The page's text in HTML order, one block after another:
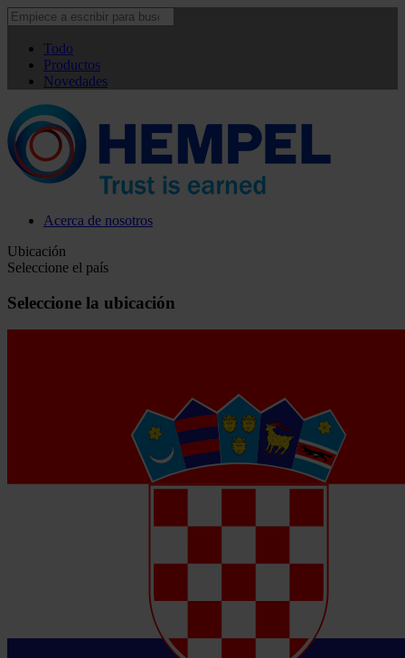
Todo
Productos
Novedades
Acerca de nosotros
Ubicación
Seleccione el país
Seleccione la ubicación